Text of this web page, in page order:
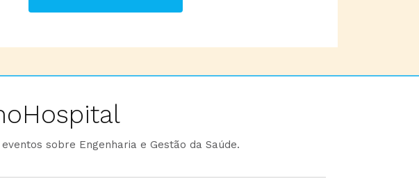
sobre Engenharia e Gestão da Saúde.